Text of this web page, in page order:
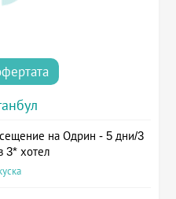
на Одрин - 5 дни/3
3* хотел